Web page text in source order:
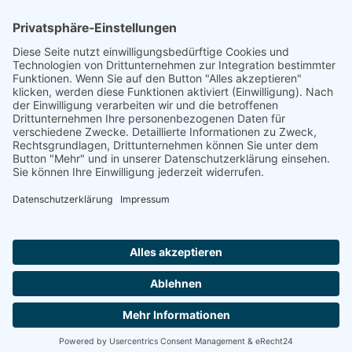
Footer
Cookie-Einstellungen Datenschutz
Impressum
intern
by